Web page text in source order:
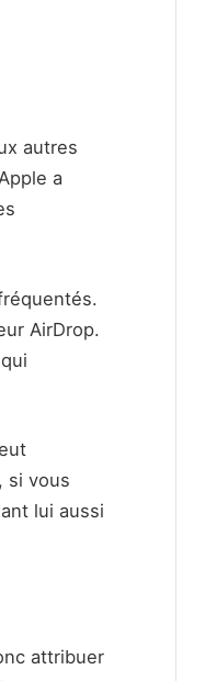
autres
a
AirDrop.
si vous
lui aussi
attribuer